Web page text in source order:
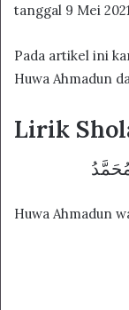
tanggal 9 Mei
Pada artikel ini
Huwa Ahmadun
Lirik
Huwa Ahmadun